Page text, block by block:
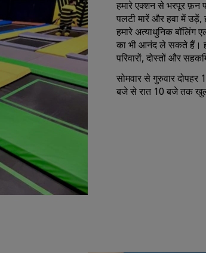
हमारे एक्शन से भरपूर फ़न
पलटी मारें और हवा में
हमारे अत्याधुनिक बॉलिंग
का भी आनंद ले सकते हैं।
परिवारों, दोस्तों और
सोमवार से गुरुवार
बजे से रात 10 बजे तक